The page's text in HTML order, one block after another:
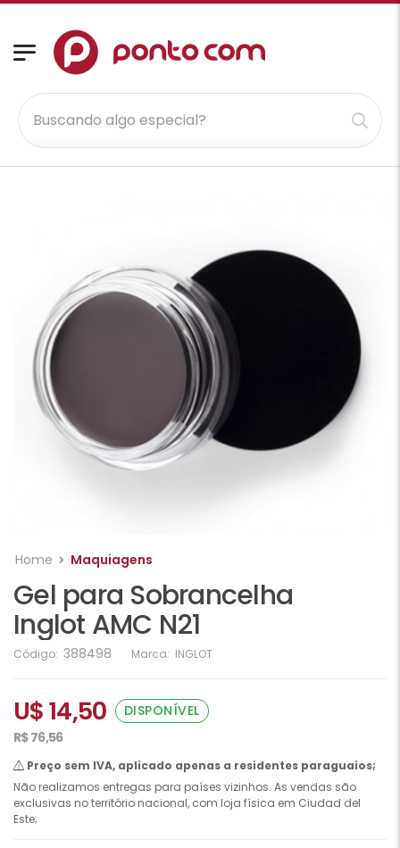
Home Maquiagens
Gel para Sobrancelha
Inglot AMC N21
Código: 388498 Marca: INGLOT
U$ 14,50
DISPONÍVEL
R$ 76,56
Preço sem IVA, aplicado apenas a residentes paraguaios;
Não realizamos entregas para países vizinhos. As vendas são
exclusivas no território nacional, com loja física em Ciudad del
Este;